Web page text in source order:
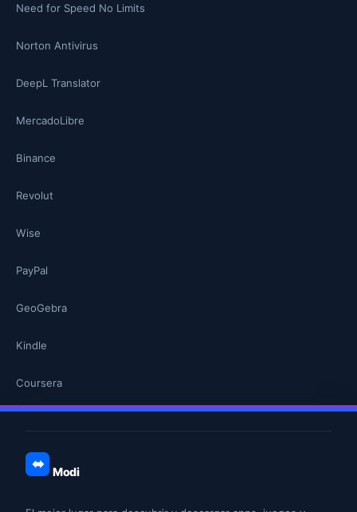
Need for Speed No Limits
Norton Antivirus
DeepL Translator
MercadoLibre
Binance
Revolut
Wise
PayPal
GeoGebra
Kindle
Coursera
Modi